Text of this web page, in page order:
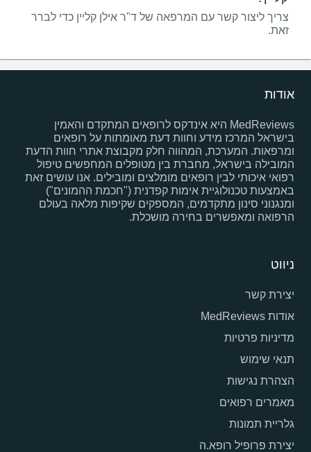
צריך ליצור קשר עם המרפאה של ד"ר אילן קליין כדי לברר
זאת.
אודות
MedReviews היא אינדקס לרופאים המתקדם והאמין
בישראל המרכז מידע וחוות דעת מאומתות על רופאים
ומרפאות. המערכת, המהווה חלק מקבוצת אתרי חוות הדעת
המובילה בישראל, מחברת בין מטופלים המחפשים טיפול
רפואי איכותי לבין רופאים מומלצים ומובילים. אנו עושים זאת
באמצעות טכנולוגיית אימות קפדנית ("חכמת ההמונים")
ומנגנוני סינון מתקדמים, המספקים שקיפות מלאה בעולם
הרפואה ומאפשרים בחירה מושכלת.
ניווט
יצירת קשר
אודות MedReviews
מדיניות פרטיות
תנאי שימוש
הצהרת נגישות
מאמרים רפואים
גלריית תמונות
יצירת פרופיל רופא.ה